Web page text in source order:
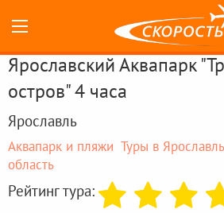
Ярославский Аквапарк
остров" 4 часа
Ярославль
Аквапарк и пляжи Туры в
область
Рейтинг тура: